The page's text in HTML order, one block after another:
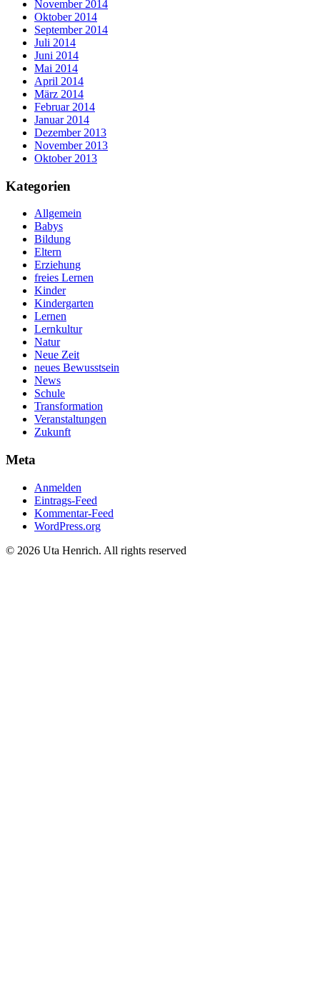
November 2014
Oktober 2014
September 2014
Juli 2014
Juni 2014
Mai 2014
April 2014
März 2014
Februar 2014
Januar 2014
Dezember 2013
November 2013
Oktober 2013
Kategorien
Allgemein
Babys
Bildung
Eltern
Erziehung
freies Lernen
Kinder
Kindergarten
Lernen
Lernkultur
Natur
Neue Zeit
neues Bewusstsein
News
Schule
Transformation
Veranstaltungen
Zukunft
Meta
Anmelden
Eintrags-Feed
Kommentar-Feed
WordPress.org
© 2026 Uta Henrich. All rights reserved